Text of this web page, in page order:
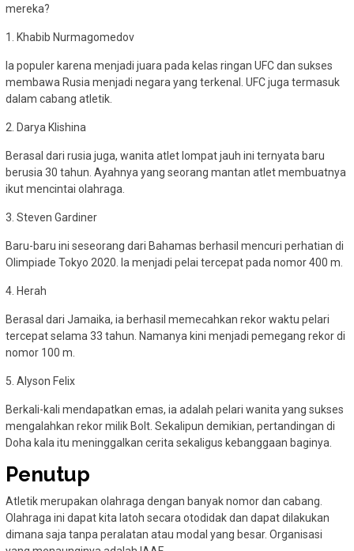
mereka?
1. Khabib Nurmagomedov
Ia populer karena menjadi juara pada kelas ringan UFC dan sukses
membawa Rusia menjadi negara yang terkenal. UFC juga termasuk
dalam cabang atletik.
2. Darya Klishina
Berasal dari rusia juga, wanita atlet lompat jauh ini ternyata baru
berusia 30 tahun. Ayahnya yang seorang mantan atlet membuatnya
ikut mencintai olahraga.
3. Steven Gardiner
Baru-baru ini seseorang dari Bahamas berhasil mencuri perhatian di
Olimpiade Tokyo 2020. Ia menjadi pelai tercepat pada nomor 400 m.
4. Herah
Berasal dari Jamaika, ia berhasil memecahkan rekor waktu pelari
tercepat selama 33 tahun. Namanya kini menjadi pemegang rekor di
nomor 100 m.
5. Alyson Felix
Berkali-kali mendapatkan emas, ia adalah pelari wanita yang sukses
mengalahkan rekor milik Bolt. Sekalipun demikian, pertandingan di
Doha kala itu meninggalkan cerita sekaligus kebanggaan baginya.
Penutup
Atletik merupakan olahraga dengan banyak nomor dan cabang.
Olahraga ini dapat kita latoh secara otodidak dan dapat dilakukan
dimana saja tanpa peralatan atau modal yang besar. Organisasi